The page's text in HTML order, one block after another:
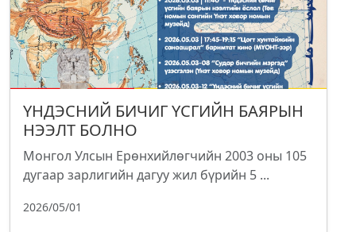
ҮНДЭСНИЙ БИЧИГ ҮСГИЙН БАЯРЫН
НЭЭЛТ БОЛНО
Монгол Улсын Ерөнхийлөгчийн 2003 оны 105
дугаар зарлигийн дагуу жил бүрийн 5 ...
2026/05/01